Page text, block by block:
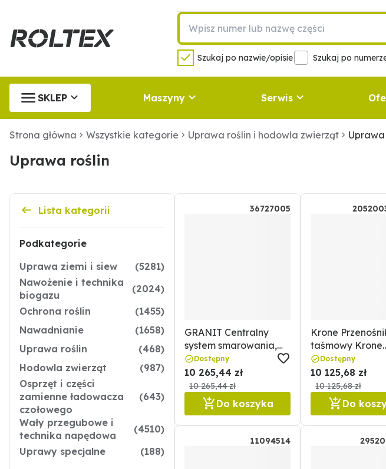
Szukaj po nazwie/opisie Szukaj po
SKLEP Maszyny Serwis
Strona główna Wszystkie kategorie Uprawa roślin i hodowla zwierząt
Uprawa roślin
Lista kategorii
Podkategorie
Uprawa ziemi i siew
(5281)
Nawożenie i technika
biogazu
(2024)
Ochrona roślin
(1455)
Nawadnianie
(1658)
Uprawa roślin
(468)
Hodowla zwierząt
(987)
Osprzęt i części
zamienne ładowacza
czołowego
(643)
Wały przegubowe i
technika napędowa
(4510)
Uprawy specjalne
(188)
36727005
GRANIT Centralny
system smarowania,
progresywny GRANIT
36727005
Dostępny
10 265,44 zł
10 265,44 zł
Do koszyka
Krone
taśmowy Krone
20520034011.1
Dostępny
10 125,68 zł
10 125,68 zł
Do
11094514